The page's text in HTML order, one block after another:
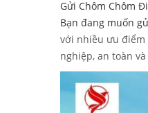
Gửi Chôm Chôm
Bạn đang muốn
với nhiều ưu điểm
nghiệp, an toàn